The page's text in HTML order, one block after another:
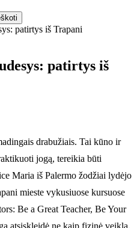
patirtys iš Trapani
patirtys iš
drabužiais. Tai kūno ir
jogą, tereikia būti
Maria iš Palermo žodžiai lydėjo
mieste vykusiuose kursuose
Be a Great Teacher, Be Your
atsiskleidė ne kaip fizinė veikla,